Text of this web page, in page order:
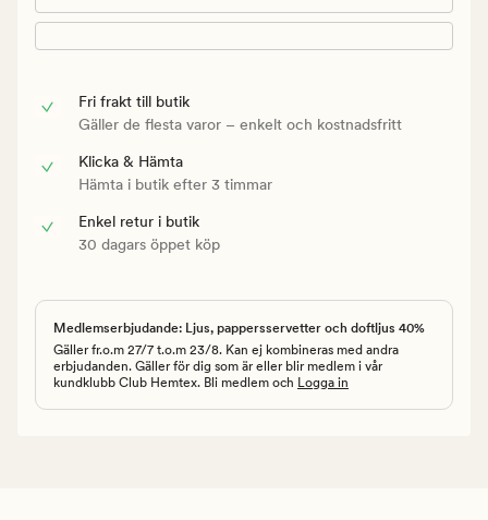
Fri frakt till butik
Gäller de flesta varor – enkelt och kostnadsfritt
Klicka & Hämta
Hämta i butik efter 3 timmar
Enkel retur i butik
30 dagars öppet köp
Medlemserbjudande: Ljus, pappersservetter och doftljus 40%
Gäller fr.o.m 27/7 t.o.m 23/8. Kan ej kombineras med andra
erbjudanden. Gäller för dig som är eller blir medlem i vår
kundklubb Club Hemtex. Bli medlem och Logga in